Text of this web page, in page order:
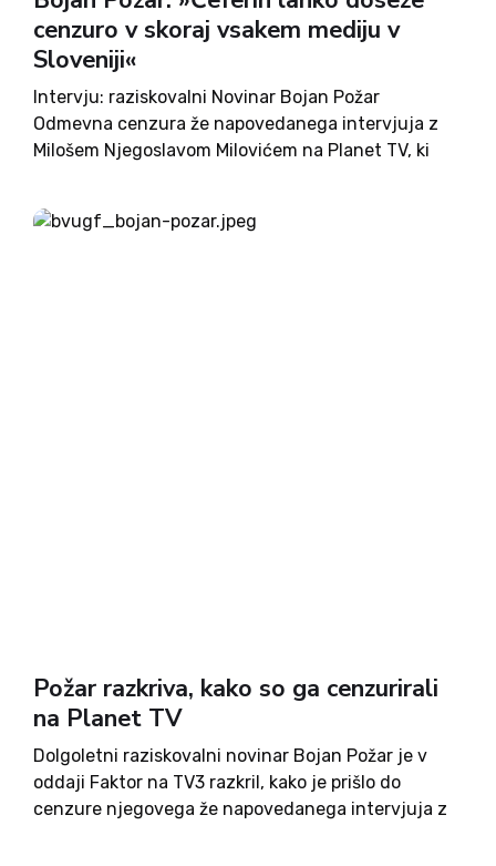
cenzuro v skoraj vsakem mediju v
Sloveniji«
Intervju: raziskovalni Novinar Bojan Požar
Odmevna cenzura že napovedanega intervjuja z
Milošem Njegoslavom Milovićem na Planet TV, ki
novinar Bojan Požar in ki bi ga po besedah Požarja
»družina Čeferin težko...
Požar razkriva, kako so ga cenzurirali
na Planet TV
Dolgoletni raziskovalni novinar Bojan Požar je v
oddaji Faktor na TV3 razkril, kako je prišlo do
cenzure njegovega že napovedanega intervjuja z